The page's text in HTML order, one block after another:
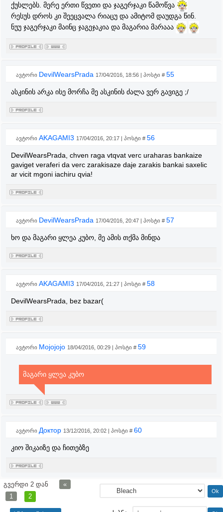
ქუსლებს. მერე ერთი წვეთი და ჯაგერჯაკი წამოწვა
რესუს დროს კი შეეცვალა რიაცუ და ამიტომ დაუდგა წინ.
ნუუ ჯაგერჯაკი მაინც ჯაგეჯაკია და მაგარია მარააა
ავტორი DevilWearsPrada 17/04/2016, 18:56 | პოსტი # 55
ასკინის არკა ისე მორჩა მე ასკინის ძალა ვერ გავიგე ;/
ავტორი AKAGAMI3 17/04/2016, 20:17 | პოსტი # 56
DevilWearsPrada, chven raga vtqvat verc uraharas bankaize
gaviget veraferi da verc zarakisaze daje zarakis bankai saxelic
ar vicit mgoni iachiru qvia!
ავტორი DevilWearsPrada 17/04/2016, 20:47 | პოსტი # 57
ხო და მაგარი ყლეა კუბო, მე ამის თქმა მინდა
ავტორი AKAGAMI3 17/04/2016, 21:27 | პოსტი # 58
DevilWearsPrada, bez bazar(
ავტორი Mojojojo 18/04/2016, 00:29 | პოსტი # 59
მაგარი ყლეა კუბო
ავტორი Доктор 13/12/2016, 20:02 | პოსტი # 60
კიო შიკაიზე და ჩითებზე
გვერდი 2 დან
«
1
2